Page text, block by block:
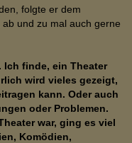
folgte er dem
und zu mal auch gerne
Ich finde, ein Theater
wird vieles gezeigt,
kann. Oder auch
oder Problemen.
war, ging es viel
Komödien,